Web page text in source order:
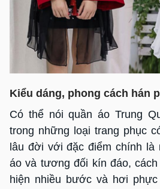
Kiểu dáng, phong cách hán
Có thể nói quần áo Trung
trong những loại trang phục
lâu đời với đặc điểm chính
áo và tương đối kín đáo,
hiện nhiều bước và hơi